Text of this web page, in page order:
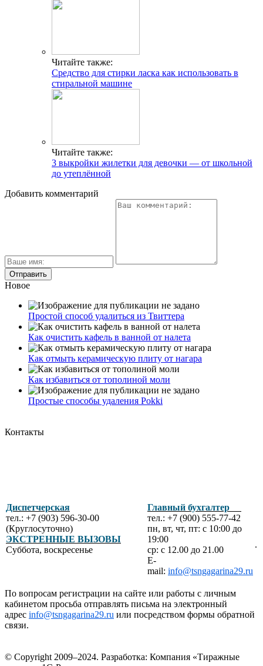
Читайте также:
Средство для стирки ласка как использовать в
стиральной машине
Читайте также:
3 выкройки жилетки для девочки — от школьной
до утеплённой
Добавить комментарий
Новое
Простой способ удалиться из Твиттера
Как очистить кафель в ванной от налета
Как отмыть керамическую плиту от нагара
Как избавиться от тополиной моли
Простые способы удаления Pokki
Контакты
Диспетчерская
тел.: +7 (903) 596-30-00
(Круглосуточно)
ЭКСТРЕННЫЕ ВЫЗОВЫ
Суббота, воскресенье
Главный бухгалтер
тел.: +7 (900) 555-77-42
пн, вт, чт, пт: с 10:00 до
19:00
ср: с 12.00 до 21.00
E-
mail: info@tsngagarina29.ru
.
По вопросам регистрации на сайте или работы с личным
кабинетом просьба отправлять письма на электронный
адрес info@tsngagarina29.ru или посредством формы обратной
связи.
© Copyright 2009–2024. Разработка: Компания «Тиражные